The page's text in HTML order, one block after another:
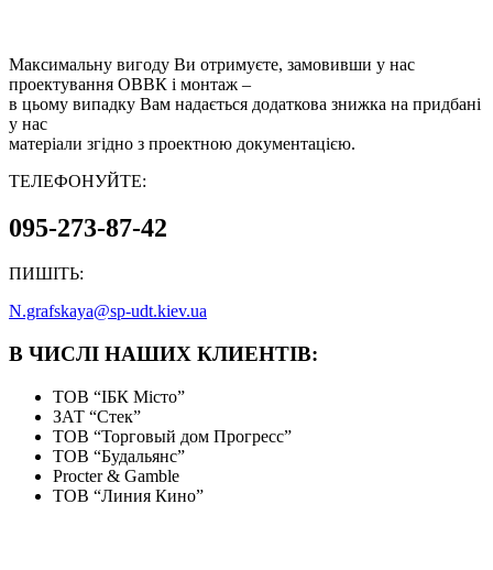
Максимальну вигоду Ви отримуєте, замовивши у нас
проектування ОВВК і монтаж –
в цьому випадку Вам надається додаткова знижка на придбані
у нас
матеріали згідно з проектною документацією.
ТЕЛЕФОНУЙТЕ:
095-273-87-42
ПИШІТЬ:
N.grafskaya@sp-udt.kiev.ua
В ЧИСЛІ НАШИХ КЛИЕНТІВ:
ТОВ “ІБК Місто”
ЗАТ “Стек”
ТОВ “Торговый дом Прогресс”
ТОВ “Будальянс”
Procter & Gamble
ТОВ “Линия Кино”